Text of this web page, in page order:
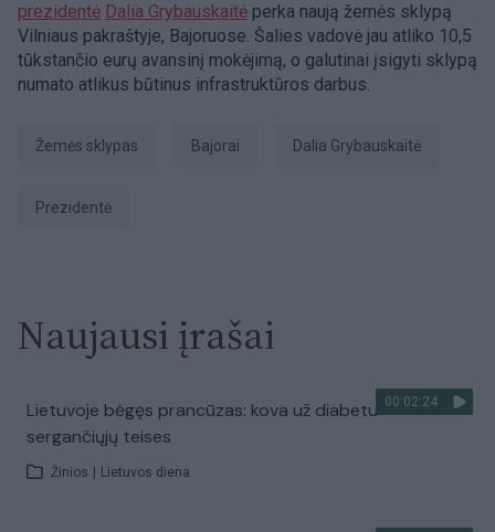
prezidentė Dalia Grybauskaitė perka naują žemės sklypą
Vilniaus pakraštyje, Bajoruose. Šalies vadovė jau atliko 10,5
tūkstančio eurų avansinį mokėjimą, o galutinai įsigyti sklypą
numato atlikus būtinus infrastruktūros darbus.
žemės sklypas Bajorai Dalia Grybauskaitė
prezidentė
Naujausi įrašai
00:02:24
Lietuvoje bėgęs prancūzas: kova už diabetu
sergančiųjų teises
Žinios Lietuvos diena